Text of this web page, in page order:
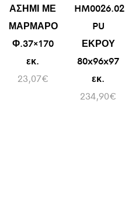
ΑΣΗΜΙ ΜΕ
ΜΑΡΜΑΡΟ
Φ.37×170
εκ.
23,07€
HM0026.02
PU
ΕΚΡΟΥ
80x96x97
εκ.
234,90€